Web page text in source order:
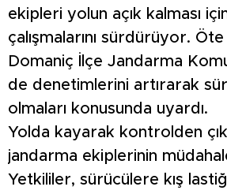
ekipleri yolun açık kalması için
çalışmalarını sürdürüyor.
Domaniç İlçe Jandarma
de denetimlerini artırarak
olmaları konusunda uyardı.
Yolda kayarak kontrolden
jandarma ekiplerinin
Yetkililer, sürücülere kış